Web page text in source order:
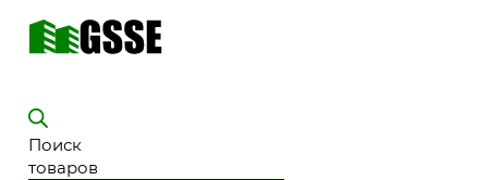
Поиск
товаров